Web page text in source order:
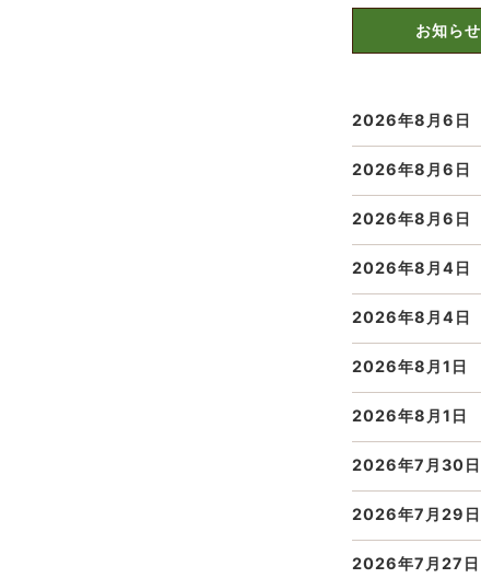
お知らせ
2026年8月6日
2026年8月6日
2026年8月6日
2026年8月4日
2026年8月4日
2026年8月1日
2026年8月1日
2026年7月30日
2026年7月29日
2026年7月27日